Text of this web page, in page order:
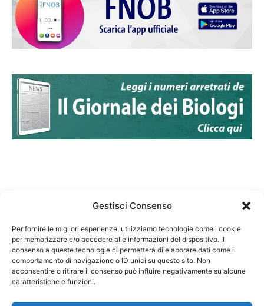
Gestisci Consenso
Per fornire le migliori esperienze, utilizziamo tecnologie come i cookie
per memorizzare e/o accedere alle informazioni del dispositivo. Il
consenso a queste tecnologie ci permetterà di elaborare dati come il
comportamento di navigazione o ID unici su questo sito. Non
acconsentire o ritirare il consenso può influire negativamente su alcune
caratteristiche e funzioni.
Federazione Nazionale Degli Ordini dei Biologi:
codice fiscale 80069130583
Responsabile sito internet www.fnob.it: Vincenzo